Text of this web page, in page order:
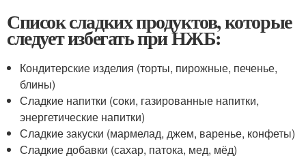
Список сладких продуктов, которые
следует избегать при НЖБ:
Кондитерские изделия (торты, пирожные, печенье,
блины)
Сладкие напитки (соки, газированные напитки,
энергетические напитки)
Сладкие закуски (мармелад, джем, варенье, конфеты)
Сладкие добавки (сахар, патока, мед, мёд)